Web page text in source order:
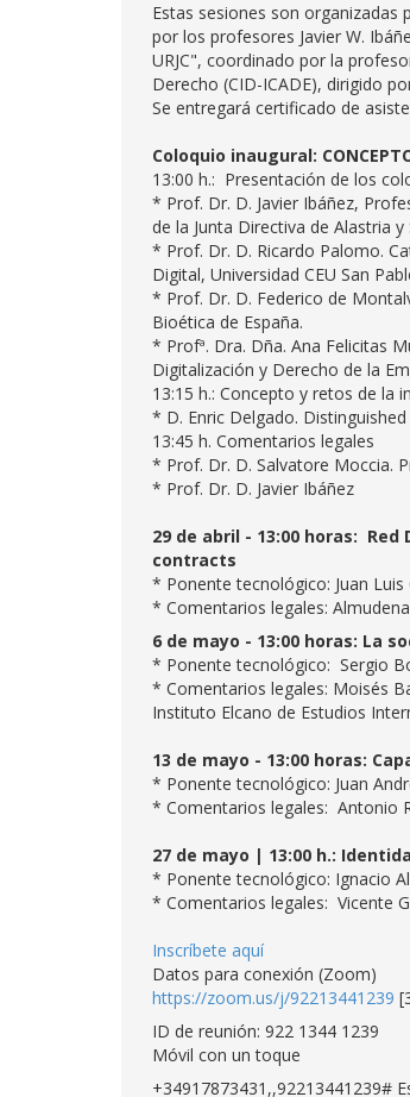
Estas sesiones son organizadas
por los profesores Javier W.
URJC", coordinado por la
Derecho (CID-ICADE), dirigido
Se entregará certificado de
Coloquio inaugural:
13:00 h.: Presentación de los
* Prof. Dr. D. Javier Ibáñez,
de la Junta Directiva de Alastria
* Prof. Dr. D. Ricardo Palomo.
Digital, Universidad CEU San
* Prof. Dr. D. Federico de
Bioética de España.
* Profª. Dra. Dña. Ana Felicitas
Digitalización y Derecho de la
13:15 h.: Concepto y retos de la
* D. Enric Delgado.
13:45 h. Comentarios legales
* Prof. Dr. D. Salvatore Moccia.
* Prof. Dr. D. Javier Ibáñez
29 de abril - 13:00 horas:
contracts
* Ponente tecnológico: Juan Luis
* Comentarios legales:
6 de mayo - 13:00 horas: La
* Ponente tecnológico: Sergio
* Comentarios legales: Moisés
Instituto Elcano de Estudios
13 de mayo - 13:00 horas:
* Ponente tecnológico: Juan
* Comentarios legales: Antonio
27 de mayo | 13:00 h.:
* Ponente tecnológico: Ignacio
* Comentarios legales: Vicente
Inscríbete aquí
Datos para conexión (Zoom)
https://zoom.us/j/92213441239
ID de reunión: 922 1344 1239
Móvil con un toque
+34917873431,,92213441239#